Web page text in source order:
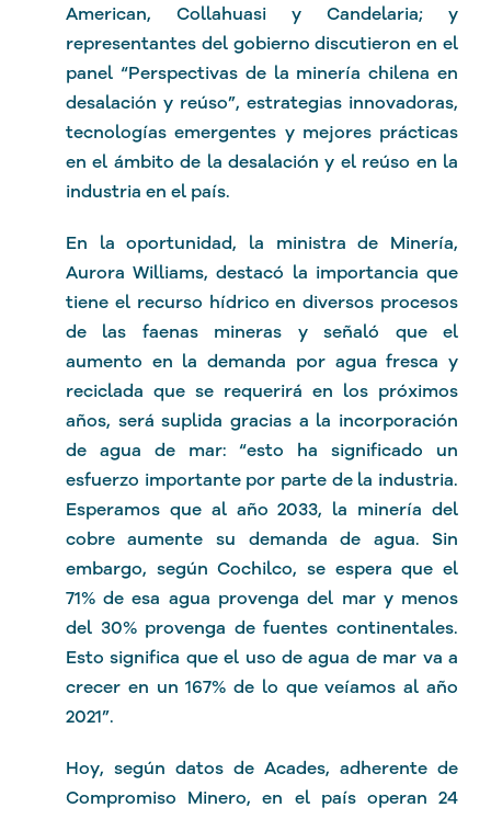
American, Collahuasi y Candelaria; y
representantes del gobierno discutieron en el
panel “Perspectivas de la minería chilena en
desalación y reúso”, estrategias innovadoras,
tecnologías emergentes y mejores prácticas
en el ámbito de la desalación y el reúso en la
industria en el país.
En la oportunidad, la ministra de Minería,
Aurora Williams, destacó la importancia que
tiene el recurso hídrico en diversos procesos
de las faenas mineras y señaló que el
aumento en la demanda por agua fresca y
reciclada que se requerirá en los próximos
años, será suplida gracias a la incorporación
de agua de mar: “esto ha significado un
esfuerzo importante por parte de la industria.
Esperamos que al año 2033, la minería del
cobre aumente su demanda de agua. Sin
embargo, según Cochilco, se espera que el
71% de esa agua provenga del mar y menos
del 30% provenga de fuentes continentales.
Esto significa que el uso de agua de mar va a
crecer en un 167% de lo que veíamos al año
2021”.
Hoy, según datos de Acades, adherente de
Compromiso Minero, en el país operan 24